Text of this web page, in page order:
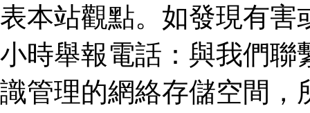
表本站觀點。如發現有害
小時舉報電話：與我們聯
識管理的網絡存儲空間，